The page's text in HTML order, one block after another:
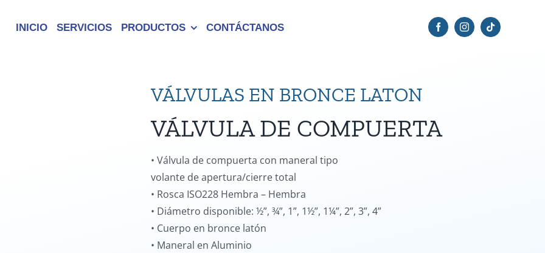
INICIO SERVICIOS PRODUCTOS CONTÁCTANOS
VÁLVULAS EN BRONCE LATON
VÁLVULA DE COMPUERTA
• Válvula de compuerta con maneral tipo
volante de apertura/cierre total
• Rosca ISO228 Hembra – Hembra
• Diámetro disponible: ½”, ¾”, 1”, 1½”, 1¼”, 2”, 3”, 4”
• Cuerpo en bronce latón
• Maneral en Aluminio